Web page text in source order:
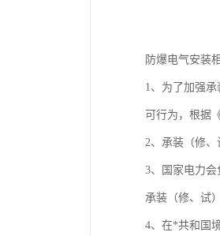
防爆电气安装
1、为了加强
可行为，根据
2、承装（修
3、国家电力
承装（修、试
4、在*共和国